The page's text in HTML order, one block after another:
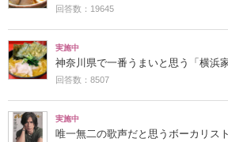
回答数：19645
実施中
神奈川県で一番うまいと思う「横浜
回答数：8507
実施中
唯一無二の歌声だと思うボーカリス